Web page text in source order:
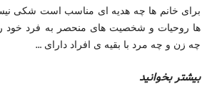
برای خانم ها چه هدیه ای مناسب است شکی
ها روحیات و شخصیت های منحصر به فرد خود را
چه زن و چه مرد با بقیه ی افراد دارای …
بیشتر بخوانید